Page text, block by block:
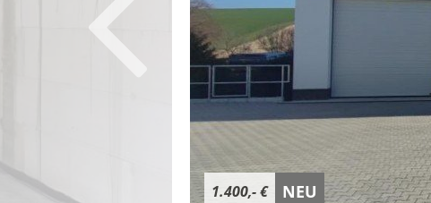
1.400,- € NEU